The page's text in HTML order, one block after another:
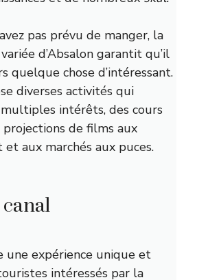
pas prévu de manger, la
d’Absalon garantit qu’il
quelque chose d’intéressant.
diverses activités qui
intérêts, des cours
de films aux
et aux marchés aux puces.
une expérience unique et
intéressés par la